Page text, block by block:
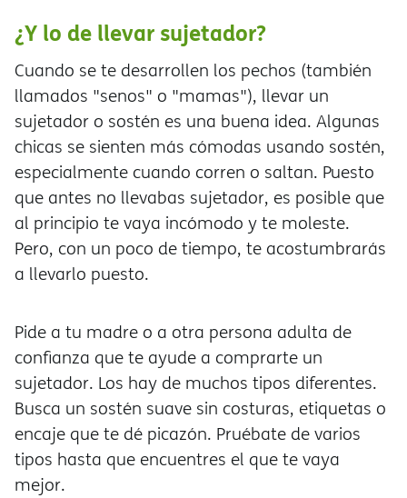
¿Y lo de llevar sujetador?
Cuando se te desarrollen los pechos (también
llamados "senos" o "mamas"), llevar un
sujetador o sostén es una buena idea. Algunas
chicas se sienten más cómodas usando sostén,
especialmente cuando corren o saltan. Puesto
que antes no llevabas sujetador, es posible que
al principio te vaya incómodo y te moleste.
Pero, con un poco de tiempo, te acostumbrarás
a llevarlo puesto.
Pide a tu madre o a otra persona adulta de
confianza que te ayude a comprarte un
sujetador. Los hay de muchos tipos diferentes.
Busca un sostén suave sin costuras, etiquetas o
encaje que te dé picazón. Pruébate de varios
tipos hasta que encuentres el que te vaya
mejor.